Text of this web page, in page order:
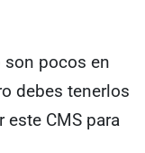
pocos en
debes tenerlos
este CMS para